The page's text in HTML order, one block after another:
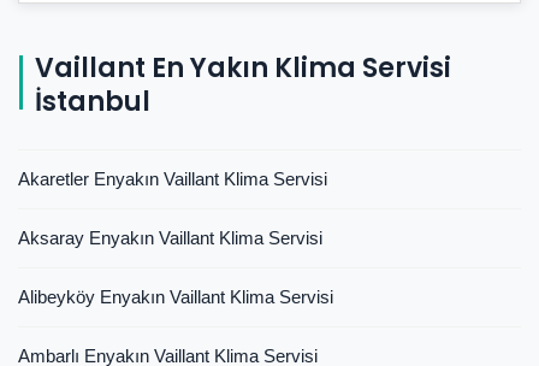
Vaillant En Yakın Klima Servisi
İstanbul
Akaretler Enyakın Vaillant Klima Servisi
Aksaray Enyakın Vaillant Klima Servisi
Alibeyköy Enyakın Vaillant Klima Servisi
Ambarlı Enyakın Vaillant Klima Servisi